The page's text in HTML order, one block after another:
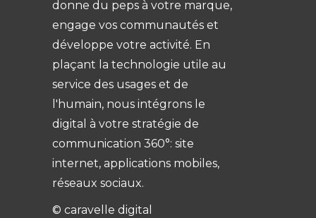
donne du peps à votre marque,
engage vos communautés et
développe votre activité. En
plaçant la technologie utile au
service des usages et de
l'humain, nous intégrons le
digital à votre stratégie de
communication 360°: site
internet, applications mobiles,
réseaux sociaux.
© caravelle digital